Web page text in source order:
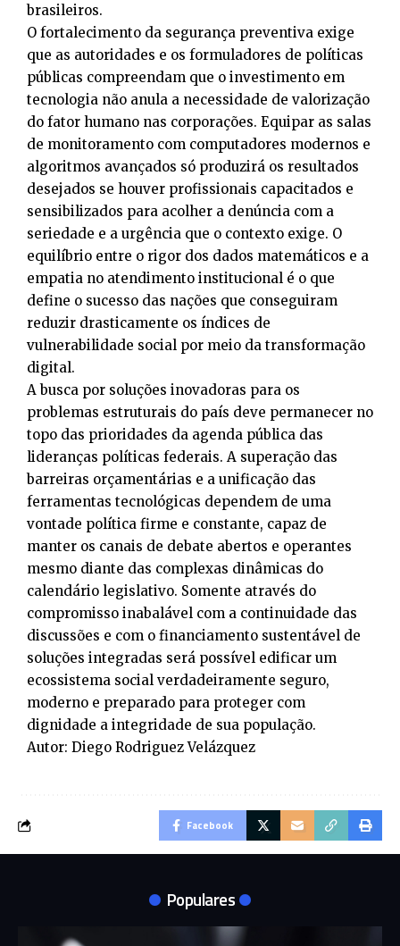
brasileiros.
O fortalecimento da segurança preventiva exige
que as autoridades e os formuladores de políticas
públicas compreendam que o investimento em
tecnologia não anula a necessidade de valorização
do fator humano nas corporações. Equipar as salas
de monitoramento com computadores modernos e
algoritmos avançados só produzirá os resultados
desejados se houver profissionais capacitados e
sensibilizados para acolher a denúncia com a
seriedade e a urgência que o contexto exige. O
equilíbrio entre o rigor dos dados matemáticos e a
empatia no atendimento institucional é o que
define o sucesso das nações que conseguiram
reduzir drasticamente os índices de
vulnerabilidade social por meio da transformação
digital.
A busca por soluções inovadoras para os
problemas estruturais do país deve permanecer no
topo das prioridades da agenda pública das
lideranças políticas federais. A superação das
barreiras orçamentárias e a unificação das
ferramentas tecnológicas dependem de uma
vontade política firme e constante, capaz de
manter os canais de debate abertos e operantes
mesmo diante das complexas dinâmicas do
calendário legislativo. Somente através do
compromisso inabalável com a continuidade das
discussões e com o financiamento sustentável de
soluções integradas será possível edificar um
ecossistema social verdadeiramente seguro,
moderno e preparado para proteger com
dignidade a integridade de sua população.
Autor: Diego Rodriguez Velázquez
Facebook
Populares